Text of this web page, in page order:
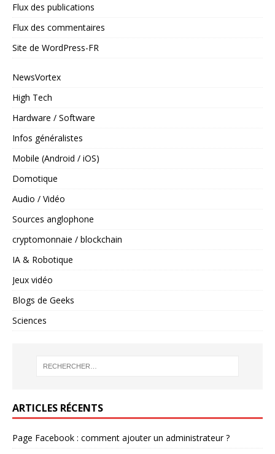
Flux des publications
Flux des commentaires
Site de WordPress-FR
NewsVortex
High Tech
Hardware / Software
Infos généralistes
Mobile (Android / iOS)
Domotique
Audio / Vidéo
Sources anglophone
cryptomonnaie / blockchain
IA & Robotique
Jeux vidéo
Blogs de Geeks
Sciences
ARTICLES RÉCENTS
Page Facebook : comment ajouter un administrateur ?